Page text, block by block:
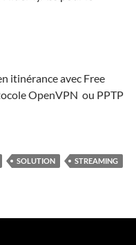
itinérance avec Free
OpenVPN ou PPTP
SOLUTION
STREAMING